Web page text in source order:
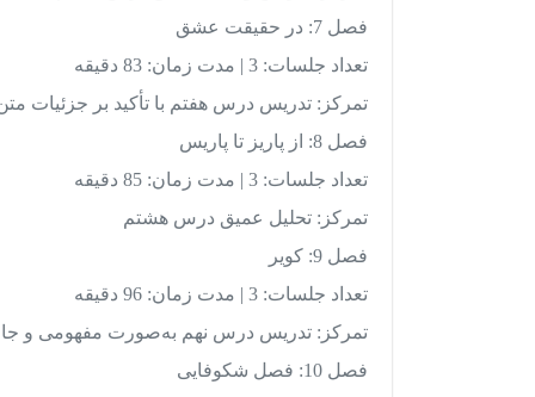
فصل 7: در حقیقت عشق
تعداد جلسات: 3 | مدت زمان: 83 دقیقه
تمرکز: تدریس درس هفتم با تأکید بر جزئیات
فصل 8: از پاریز تا پاریس
تعداد جلسات: 3 | مدت زمان: 85 دقیقه
تمرکز: تحلیل عمیق درس هشتم
فصل 9: کویر
تعداد جلسات: 3 | مدت زمان: 96 دقیقه
تمرکز: تدریس درس نهم به‌صورت مفهومی و
فصل 10: فصل شکوفایی